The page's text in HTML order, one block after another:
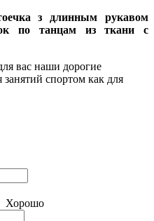
з длинным рукавом
по танцам из ткани с
вас наши дорогие
спортом как для
Хорошо